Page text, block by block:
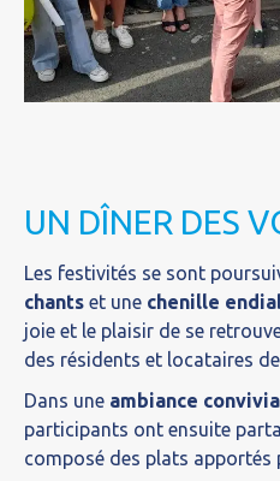
UN DÎNER DES
Les festivités se sont
chants et une chenille
joie et le plaisir de se
des résidents et locataires
Dans une ambiance
participants ont ensuite
composé des plats apportés